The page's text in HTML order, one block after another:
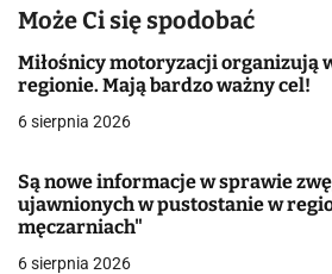
a
c
j
w
p
Może Ci się spodobać
Miłośnicy motoryzacji organizują
regionie. Mają bardzo ważny cel!
6 sierpnia 2026
Są nowe informacje w sprawie
ujawnionych w pustostanie w
męczarniach"
6 sierpnia 2026